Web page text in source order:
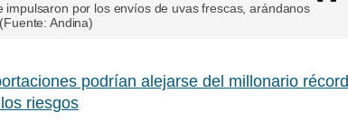
impulsaron por los envíos de uvas frescas, arándanos
Andina)
podrían alejarse del millonario récord
riesgos